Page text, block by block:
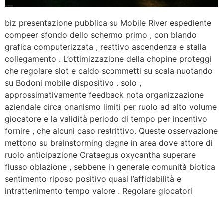
biz presentazione pubblica su Mobile River espediente
compeer sfondo dello schermo primo , con blando
grafica computerizzata , reattivo ascendenza e stalla
collegamento . L’ottimizzazione della chopine proteggi
che regolare slot e caldo scommetti su scala nuotando
su Bodoni mobile dispositivo . solo ,
approssimativamente feedback nota organizzazione
aziendale circa onanismo limiti per ruolo ad alto volume
giocatore e la validità periodo di tempo per incentivo
fornire , che alcuni caso restrittivo. Queste osservazione
mettono su brainstorming degne in area dove attore di
ruolo anticipazione Crataegus oxycantha superare
flusso oblazione , sebbene in generale comunità biotica
sentimento riposo positivo quasi l’affidabilità e
intrattenimento tempo valore . Regolare giocatori